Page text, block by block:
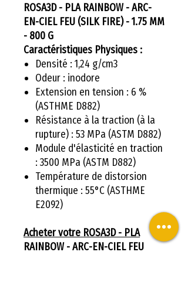
ROSA3D - PLA RAINBOW - ARC-
EN-CIEL FEU (SILK FIRE) - 1.75 MM
- 800 G
Caractéristiques Physiques :
Densité : 1,24 g/cm3
Odeur : inodore
Extension en tension : 6 %
(ASTHME D882)
Résistance à la traction (à la
rupture) : 53 MPa (ASTM D882)
Module d'élasticité en traction
: 3500 MPa (ASTM D882)
Température de distorsion
thermique : 55°C (ASTHME
E2092)
Acheter votre ROSA3D - PLA
RAINBOW - ARC-EN-CIEL FEU